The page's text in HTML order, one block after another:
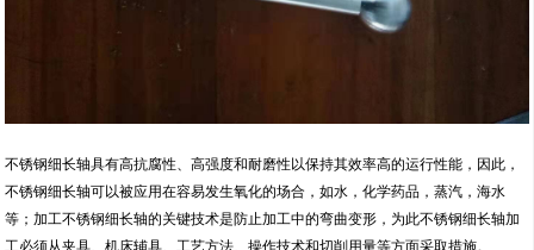
不锈钢细长轴具有高抗腐性、高强度和耐磨性以保持其效率高的运行性能，因此，
不锈钢细长轴可以被应用在容易发生氧化的场合，如水，化学药品，蒸汽，海水
等；加工不锈钢细长轴的关键技术是防止加工中的弯曲变形，为此不锈钢细长轴加
工必须从夹具、机床辅具、工艺方法、操作技术和切削用量等方面采取措施。